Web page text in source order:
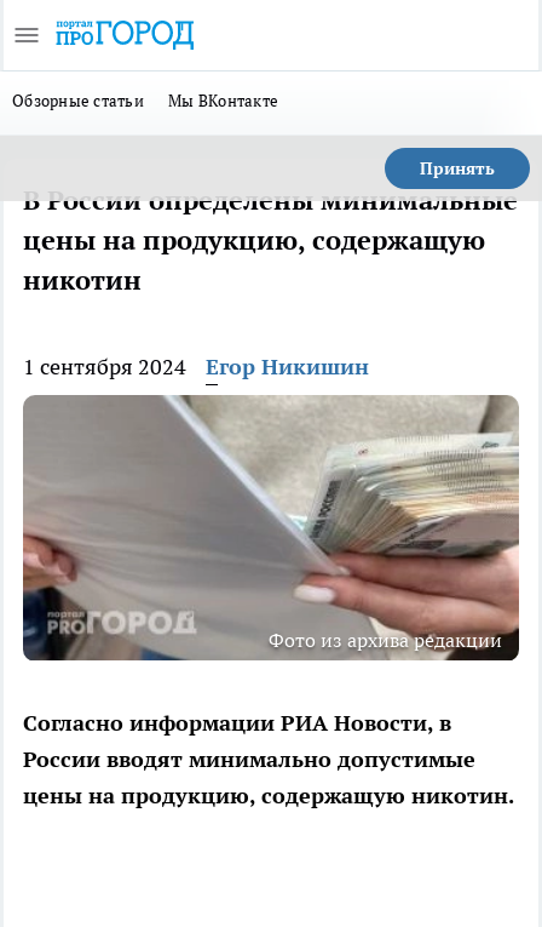
Обзорные статьи Мы ВКонтакте
Принять
В России определены минимальные
цены на продукцию, содержащую
никотин
1 сентября 2024 Егор Никишин
Фото из архива редакции
Согласно информации РИА Новости, в
России вводят минимально допустимые
цены на продукцию, содержащую никотин.